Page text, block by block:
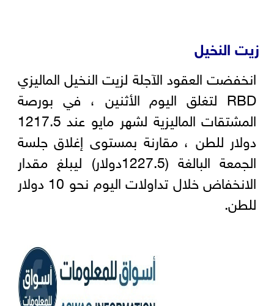
زيت النخيل
انخفضت العقود الآجلة لزيت النخيل الماليزي
RBD لتغلق اليوم الأثنين ، في بورصة
المشتقات الماليزية لشهر مايو عند 1217.5
دولار للطن ، مقارنة بمستوى إغلاق جلسة
الجمعة البالغة (1227.5دولار) ليبلغ مقدار
الانخفاض خلال تداولات اليوم نحو 10 دولار
للطن.